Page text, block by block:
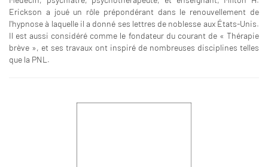
Erickson a joué un rôle prépondérant dans le renouvellement de
l'hypnose à laquelle il a donné ses lettres de noblesse aux États-Unis.
Il est aussi considéré comme le fondateur du courant de « Thérapie
brève », et ses travaux ont inspiré de nombreuses disciplines telles
que la PNL.